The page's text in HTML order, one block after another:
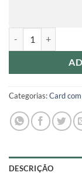
Categorias:Card
DESCRIÇÃO